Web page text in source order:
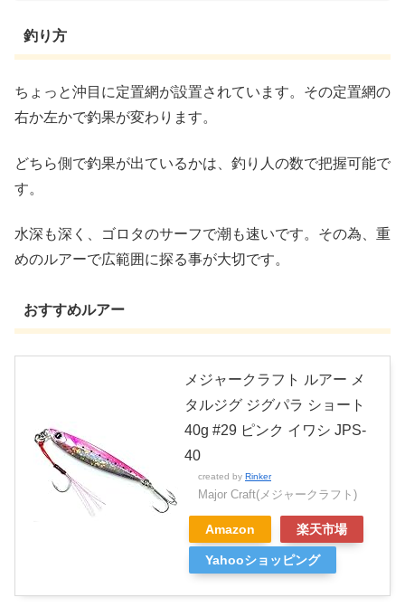
釣り方
ちょっと沖目に定置網が設置されています。その定置網の
右か左かで釣果が変わります。
どちら側で釣果が出ているかは、釣り人の数で把握可能で
す。
水深も深く、ゴロタのサーフで潮も速いです。その為、重
めのルアーで広範囲に探る事が大切です。
おすすめルアー
メジャークラフト ルアー メ
タルジグ ジグパラ ショート
40g #29 ピンク イワシ JPS-
40
created by Rinker
Major Craft(メジャークラフト)
Amazon 楽天市場
Yahooショッピング